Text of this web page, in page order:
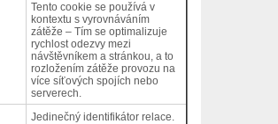
Tento cookie se používá v
kontextu s vyrovnáváním
zátěže – Tím se optimalizuje
rychlost odezvy mezi
návštěvníkem a stránkou, a to
rozložením zátěže provozu na
více síťových spojích nebo
serverech.
Jedinečný identifikátor relace.